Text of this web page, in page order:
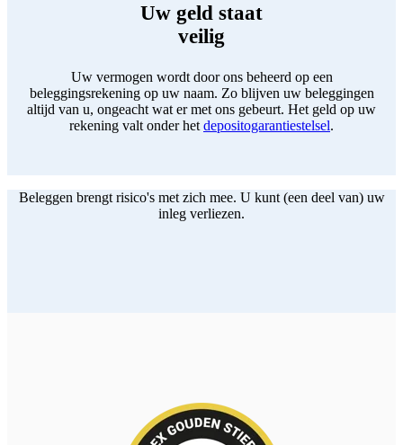
Uw geld staat
veilig
Uw vermogen wordt door ons beheerd op een
beleggingsrekening op uw naam. Zo blijven uw beleggingen
altijd van u, ongeacht wat er met ons gebeurt. Het geld op uw
rekening valt onder het depositogarantiestelsel.
Beleggen brengt risico's met zich mee. U kunt (een deel van) uw
inleg verliezen.